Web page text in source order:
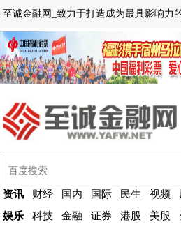
至诚金融网_致力于打造成为最具影响力
资讯 财经 国内 国际 民生 视频
娱乐
科技 金融 证券 港股 美股